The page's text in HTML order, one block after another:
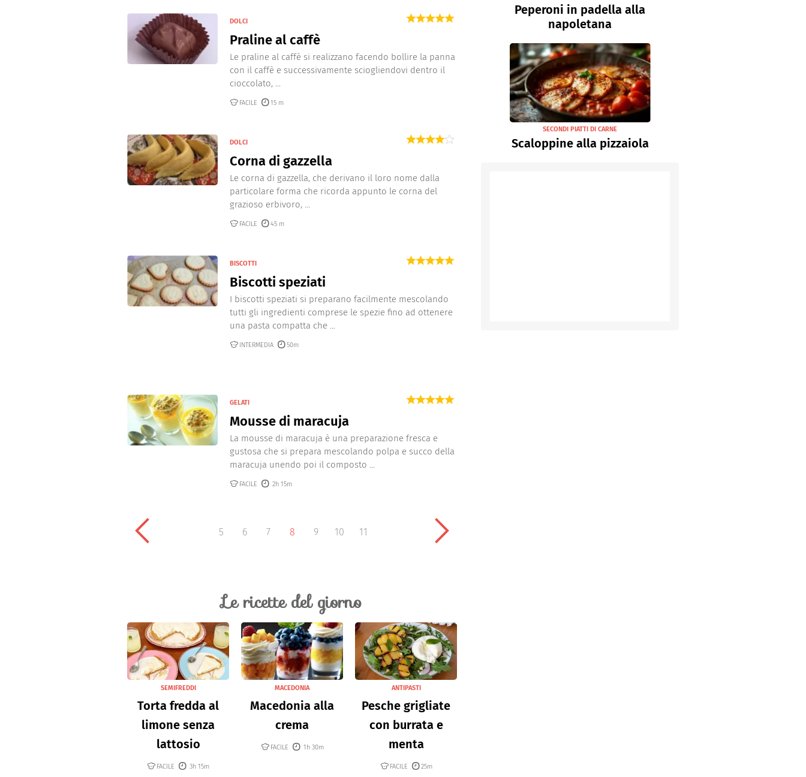
DOLCI
Praline al caffè
Le praline al caffè si realizzano facendo bollire la panna
con il caffè e successivamente sciogliendovi dentro il
cioccolato, ...
FACILE 15 m
DOLCI
Corna di gazzella
Le corna di gazzella, che derivano il loro nome dalla
particolare forma che ricorda appunto le corna del
grazioso erbivoro, ...
FACILE 45 m
BISCOTTI
Biscotti speziati
I biscotti speziati si preparano facilmente mescolando
tutti gli ingredienti comprese le spezie fino ad ottenere
una pasta compatta che ...
INTERMEDIA 50m
GELATI
Mousse di maracuja
La mousse di maracuja è una preparazione fresca e
gustosa che si prepara mescolando polpa e succo della
maracuja unendo poi il composto ...
FACILE 2h 15m
5 6 7 8 9 10 11
Le ricette del giorno
SEMIFREDDI
Torta fredda al
limone senza
lattosio
FACILE 3h 15m
MACEDONIA
Macedonia alla
crema
FACILE 1h 30m
ANTIPASTI
Pesche grigliate
con burrata e
menta
FACILE 25m
Peperoni in padella alla
napoletana
SECONDI PIATTI DI CARNE
Scaloppine alla pizzaiola